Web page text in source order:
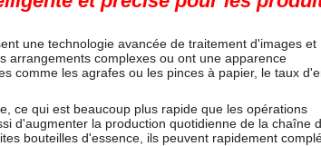
une technologie avancée de traitement d'images et
arrangements complexes ou ont une apparence
comme les agrafes ou les pinces à papier, le taux
ce qui est beaucoup plus rapide que les opérations
d'augmenter la production quotidienne de la chaîne
bouteilles d'essence, ils peuvent rapidement